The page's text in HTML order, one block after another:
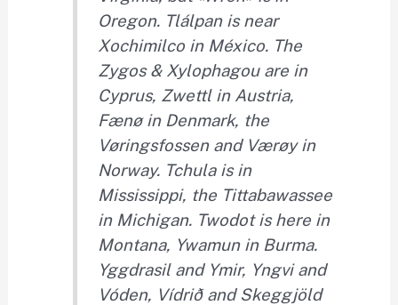
Oregon. Tlálpan is near
Xochimilco in México. The
Zygos & Xylophagou are in
Cyprus, Zwettl in Austria,
Fænø in Denmark, the
Vøringsfossen and Værøy in
Norway. Tchula is in
Mississippi, the Tittabawassee
in Michigan. Twodot is here in
Montana, Ywamun in Burma.
Yggdrasil and Ymir, Yngvi and
Vóden, Vídrið and Skeggjöld